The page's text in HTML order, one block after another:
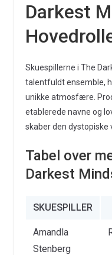
Darkest
Skuespillerne i The
talentfuldt ensemble,
unikke atmosfære.
etablerede navne og
skaber den dystopiske
Tabel over
Darkest
SKUESPILLER
Amandla
Stenberg